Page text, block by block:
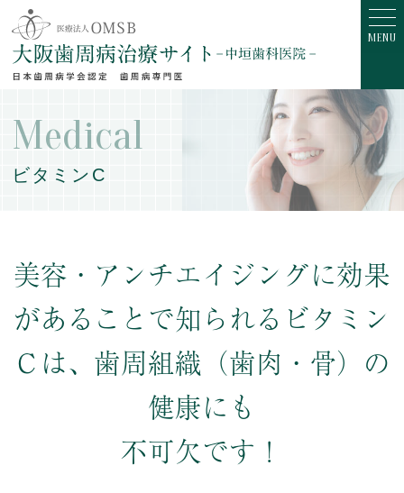
Medical
ビタミンC
美容・アンチエイジングに効果
があることで知られるビタミン
Ｃは、 歯周組織（歯肉・骨）の
健康にも
不可欠です！